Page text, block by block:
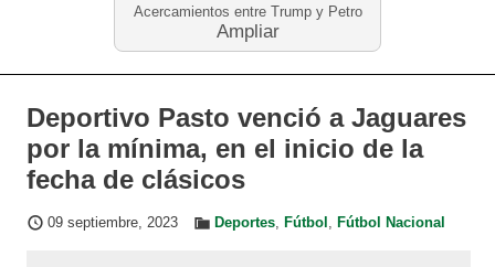
Acercamientos entre Trump y Petro
Ampliar
Deportivo Pasto venció a Jaguares
por la mínima, en el inicio de la
fecha de clásicos
09 septiembre, 2023 Deportes, Fútbol , Fútbol Nacional